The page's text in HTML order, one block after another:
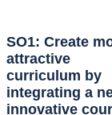
SO1: Create
attractive
curriculum by
integrating a
innovative